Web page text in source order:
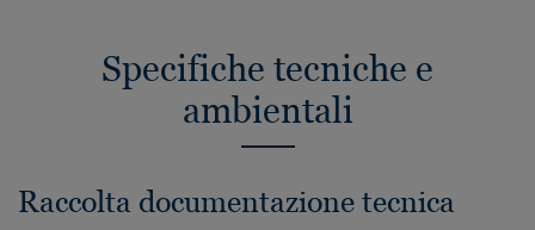
Specifiche tecniche e
ambientali
Raccolta documentazione tecnica